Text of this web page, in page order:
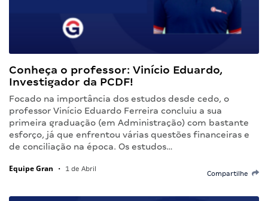
Conheça o professor: Vinício Eduardo,
Investigador da PCDF!
Focado na importância dos estudos desde cedo, o
professor Vinício Eduardo Ferreira concluiu a sua
primeira graduação (em Administração) com bastante
esforço, já que enfrentou várias questões financeiras e
de conciliação na época. Os estudos…
Equipe Gran • 1 de Abril
Compartilhe